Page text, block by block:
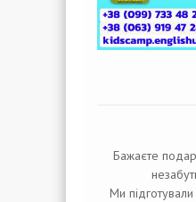
Бажаєте
Ми